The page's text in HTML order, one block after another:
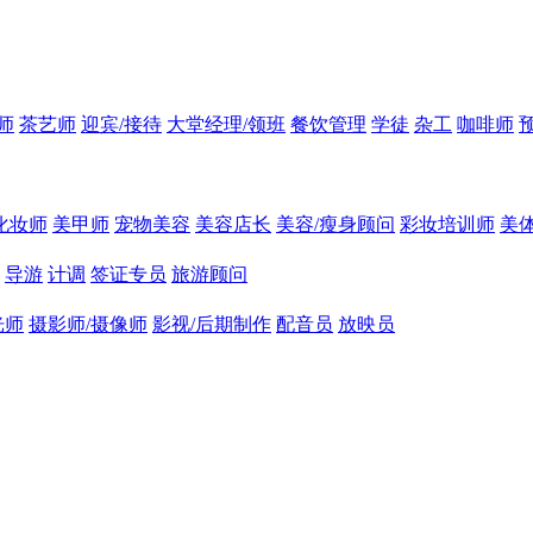
茶艺师 迎宾/接待 大堂经理/领班 餐饮管理 学徒 杂工 咖啡师
妆师 美甲师 宠物美容 美容店长 美容/瘦身顾问 彩妆培训师 美
导游 计调 签证专员 旅游顾问
师 摄影师/摄像师 影视/后期制作 配音员 放映员